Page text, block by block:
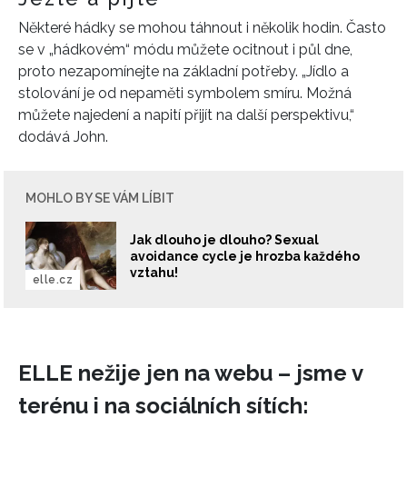
Některé hádky se mohou táhnout i několik hodin. Často
se v „hádkovém“ módu můžete ocitnout i půl dne,
proto nezapomínejte na základní potřeby. „Jídlo a
stolování je od nepaměti symbolem smíru. Možná
můžete najedení a napití přijít na další perspektivu,“
dodává John.
MOHLO BY SE VÁM LÍBIT
Jak dlouho je dlouho? Sexual
avoidance cycle je hrozba každého
vztahu!
elle.cz
ELLE nežije jen na webu – jsme v
terénu i na sociálních sítích: